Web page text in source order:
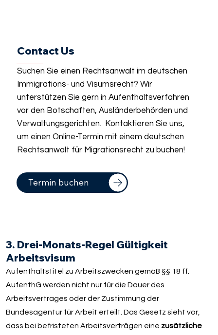
3. Drei-Monats-Regel Gültigkeit
Arbeitsvisum
Aufenthaltstitel zu Arbeitszwecken gemäß §§ 18 ff.
AufenthG werden nicht nur für die Dauer des
Arbeitsvertrages oder der Zustimmung der
Bundesagentur für Arbeit erteilt. Das Gesetz sieht vor,
dass bei befristeten Arbeitsverträgen eine zusätzliche
Contact Us
Suchen Sie einen Rechtsanwalt im deutschen
Immigrations- und Visumsrecht? Wir
unterstützen Sie gern in Aufenthaltsverfahren
vor den Botschaften, Ausländerbehörden und
Verwaltungsgerichten. Kontaktieren Sie uns,
um einen Online-Termin mit einem deutschen
Rechtsanwalt für Migrationsrecht zu buchen!
Termin buchen